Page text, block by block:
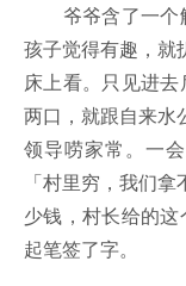
爷爷含了一个
孩子觉得有趣，就
床上看。只见进
两口，就跟自来水
领导唠家常。一
「村里穷，我们拿
少钱，村长给的
起笔签了字。